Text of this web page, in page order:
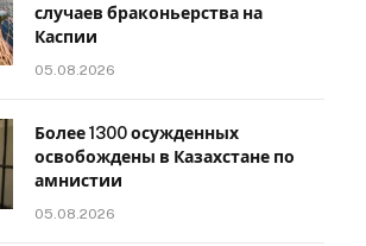
случаев браконьерства на
Каспии
05.08.2026
Более 1300 осужденных
освобождены в Казахстане по
амнистии
05.08.2026